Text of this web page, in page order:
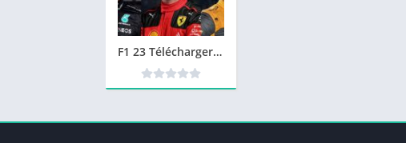
F1 23 Télécharger PC Gratuit Version Complete